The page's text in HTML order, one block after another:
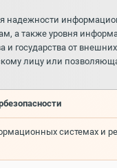
а также уровня
государства от внешних
лицу или
системах и